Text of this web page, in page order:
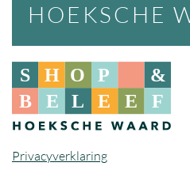
HOEKSCHE
Privacyverklaring